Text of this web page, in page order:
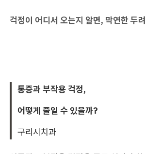
걱정이 어디서 오는지 알면, 막연한 두
통증과 부작용 걱정,
어떻게 줄일 수 있을까?
구리시치과